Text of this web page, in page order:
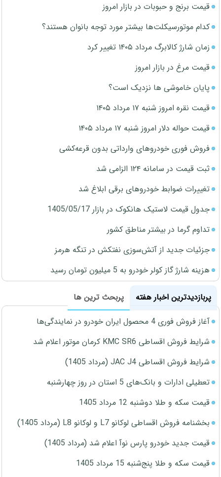
قیمت برنج و حبوبات در بازار امروز
کدام موتورسیکلت‌ها بیشتر مورد توجه بانوان هستند؟
زمان شارژ کالابرگ مرداد ۱۴۰۵ تغییر کرد
قیمت مرغ در بازار امروز
پایان خاموشی ها نزدیک است؟
قیمت نقره امروز شنبه ۱۷ مرداد ۱۴۰۵
قیمت حواله دلار امروز شنبه ۱۷ مرداد ۱۴۰۵
فروش فوری خودروهای وارداتی بدون قرعه‌کشی
ثبت قیمت در سامانه ۱۲۴ الزامی شد
تغییرات ضوابط خودروهای برقی ابلاغ شد
جدول قیمت لاستیک هانکوک در بازار 1405/05/17
تداوم گرما در بیشتر مناطق کشور
جزئیات جدید از آتش‌سوزی نفتکش در تنگه هرمز
هزینه شارژ گاز کولر خودرو به 5 میلیون تومان رسید
پربازدیدترین اخبار هفته
پربحث ترین ها
آغاز فروش فوری 4 محصول ایران خودرو در نمایندگی‌ها
شرایط فروش اقساطی KMC SR6 کرمان موتور اعلام شد
شرایط فروش اقساطی JAC J4 (مرداد 1405)
تعطیلی ادارات و بانک‌های 5 استان در روز چهارشنبه
قیمت سکه و طلا دوشنبه 12 مرداد 1405
بخشنامه فروش اقساطی لوکانو L7 و لوکانو L8 (مرداد 1405)
قیمت جدید خودرو پارس نوآ اعلام شد (مرداد 1405)
قیمت سکه و طلا پنج‌شنبه 15 مرداد 1405